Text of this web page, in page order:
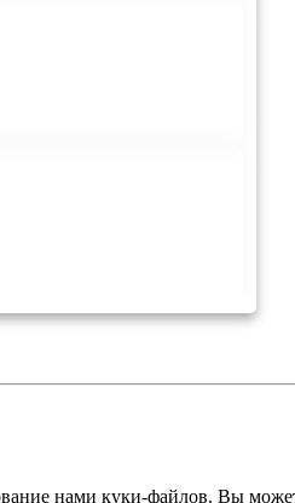
нами куки-файлов. Вы